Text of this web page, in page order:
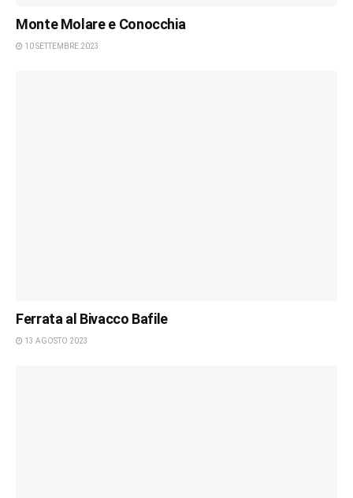
Monte Molare e Conocchia
10 SETTEMBRE 2023
Ferrata al Bivacco Bafile
13 AGOSTO 2023